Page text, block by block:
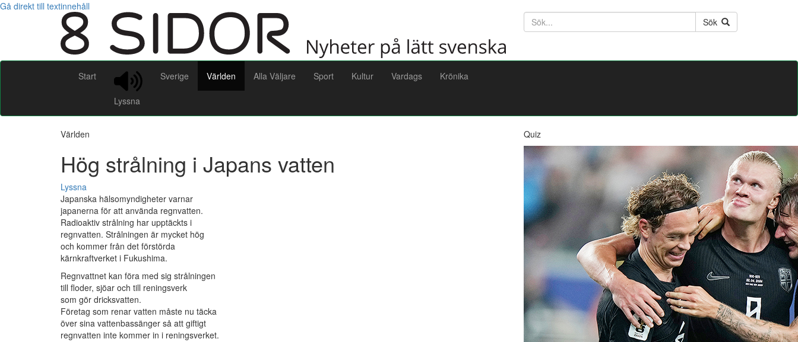
Gå direkt till textinnehåll
Söktext
Sök
Start
Lyssna
Sverige Världen Alla Väljare Sport Kultur Vardags Krönika
Världen
Hög strålning i Japans vatten
Lyssna
Japanska hälsomyndigheter varnar
japanerna för att använda regnvatten.
Radioaktiv strålning har upptäckts i
regnvatten. Strålningen är mycket hög
och kommer från det förstörda
kärnkraftverket i Fukushima.
Regnvattnet kan föra med sig strålningen
till floder, sjöar och till reningsverk
som gör dricksvatten.
Företag som renar vatten måste nu täcka
över sina vattenbassänger så att giftigt
regnvatten inte kommer in i reningsverket.
Quiz